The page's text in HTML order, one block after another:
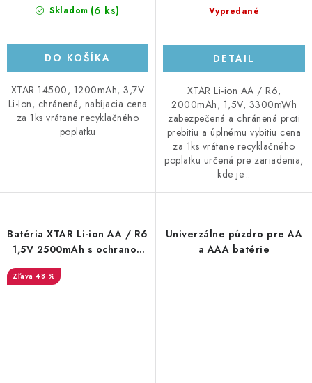
Skladom (6 ks)
DO KOŠÍKA
XTAR 14500, 1200mAh, 3,7V
Li-Ion, chránená, nabíjacia cena
za 1ks vrátane recyklačného
poplatku
Vypredané
DETAIL
XTAR Li-ion AA / R6,
2000mAh, 1,5V, 3300mWh
zabezpečená a chránená proti
prebitiu a úplnému vybitiu cena
za 1ks vrátane recyklačného
poplatku určená pre zariadenia,
kde je...
Batéria XTAR Li-ion AA / R6
1,5V 2500mAh s ochranou
4ks v púzdre
48 %
Univerzálne púzdro pre AA
a AAA batérie